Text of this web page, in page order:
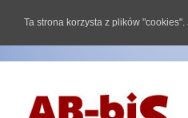
Ta strona korzysta z plików